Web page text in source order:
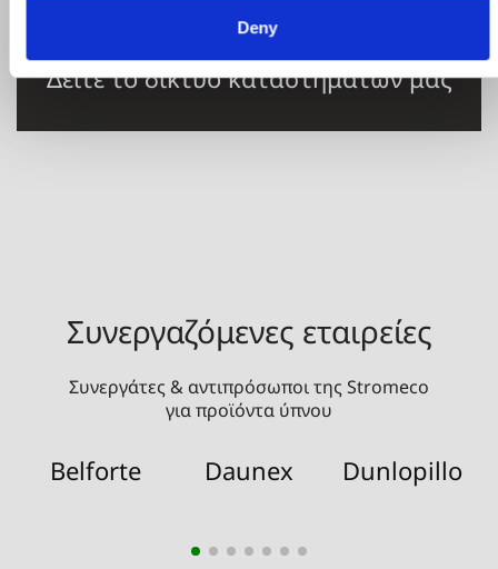
Deny
Δείτε το δίκτυο καταστημάτων μας
Συνεργαζόμενες εταιρείες
Συνεργάτες & αντιπρόσωποι της Stromeco
για προϊόντα ύπνου
Belforte Daunex Dunlopillo